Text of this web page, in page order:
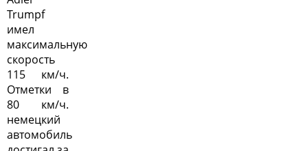
Trumpf
имел
максимальную
скорость
115 км/ч.
Отметки в
80 км/ч.
немецкий
автомобиль